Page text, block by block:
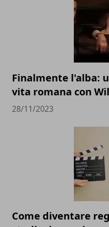
Finalmente l'alba:
vita romana con
28/11/2023
Come diventare